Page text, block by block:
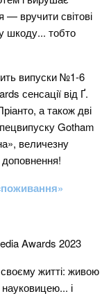
— вручити світові
шкоду... тобто
випуски №1-6
сенсації від Ґ.
а також дві
Gotham
величезну
доповнення!
Awards 2023
житті: живою
і